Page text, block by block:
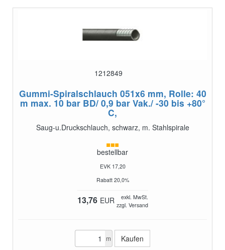
1212849
Gummi-Spiralschlauch 051x6 mm, Rolle: 40
m max. 10 bar BD/ 0,9 bar Vak./ -30 bis +80°
C,
Saug-u.Druckschlauch, schwarz, m. Stahlspirale
bestellbar
EVK 17,20
Rabatt 20,0%
13,76 EUR
exkl. MwSt.
zzgl. Versand
m